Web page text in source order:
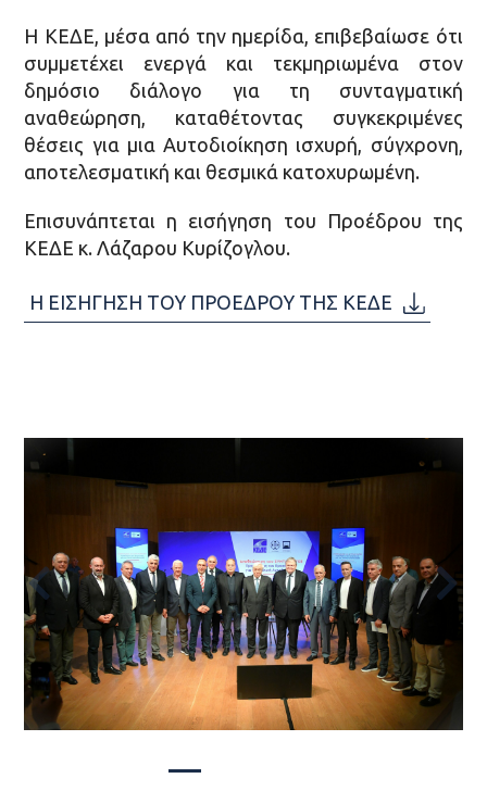
Η ΚΕΔΕ, μέσα από την ημερίδα, επιβεβαίωσε ότι
συμμετέχει ενεργά και τεκμηριωμένα στον
δημόσιο διάλογο για τη συνταγματική
αναθεώρηση, καταθέτοντας συγκεκριμένες
θέσεις για μια Αυτοδιοίκηση ισχυρή, σύγχρονη,
αποτελεσματική και θεσμικά κατοχυρωμένη.
Επισυνάπτεται η εισήγηση του Προέδρου της
ΚΕΔΕ κ. Λάζαρου Κυρίζογλου.
Η ΕΙΣΗΓΗΣΗ ΤΟΥ ΠΡΟΕΔΡΟΥ ΤΗΣ ΚΕΔΕ